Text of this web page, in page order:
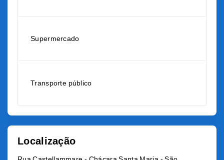
Supermercado
Transporte público
Localização